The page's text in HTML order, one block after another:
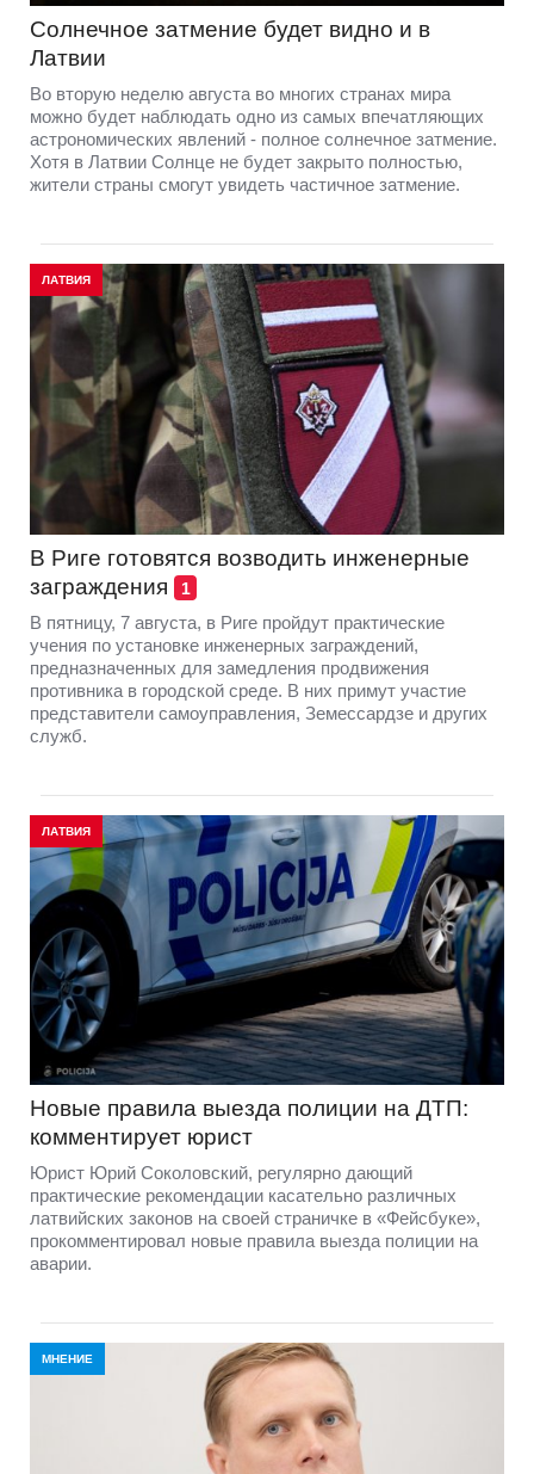
Солнечное затмение будет видно и в
Латвии
Во вторую неделю августа во многих странах мира
можно будет наблюдать одно из самых впечатляющих
астрономических явлений - полное солнечное затмение.
Хотя в Латвии Солнце не будет закрыто полностью,
жители страны смогут увидеть частичное затмение.
ЛАТВИЯ
В Риге готовятся возводить инженерные
заграждения
1
В пятницу, 7 августа, в Риге пройдут практические
учения по установке инженерных заграждений,
предназначенных для замедления продвижения
противника в городской среде. В них примут участие
представители самоуправления, Земессардзе и других
служб.
ЛАТВИЯ
Новые правила выезда полиции на ДТП:
комментирует юрист
Юрист Юрий Соколовский, регулярно дающий
практические рекомендации касательно различных
латвийских законов на своей страничке в «Фейсбуке»,
прокомментировал новые правила выезда полиции на
аварии.
МНЕНИЕ